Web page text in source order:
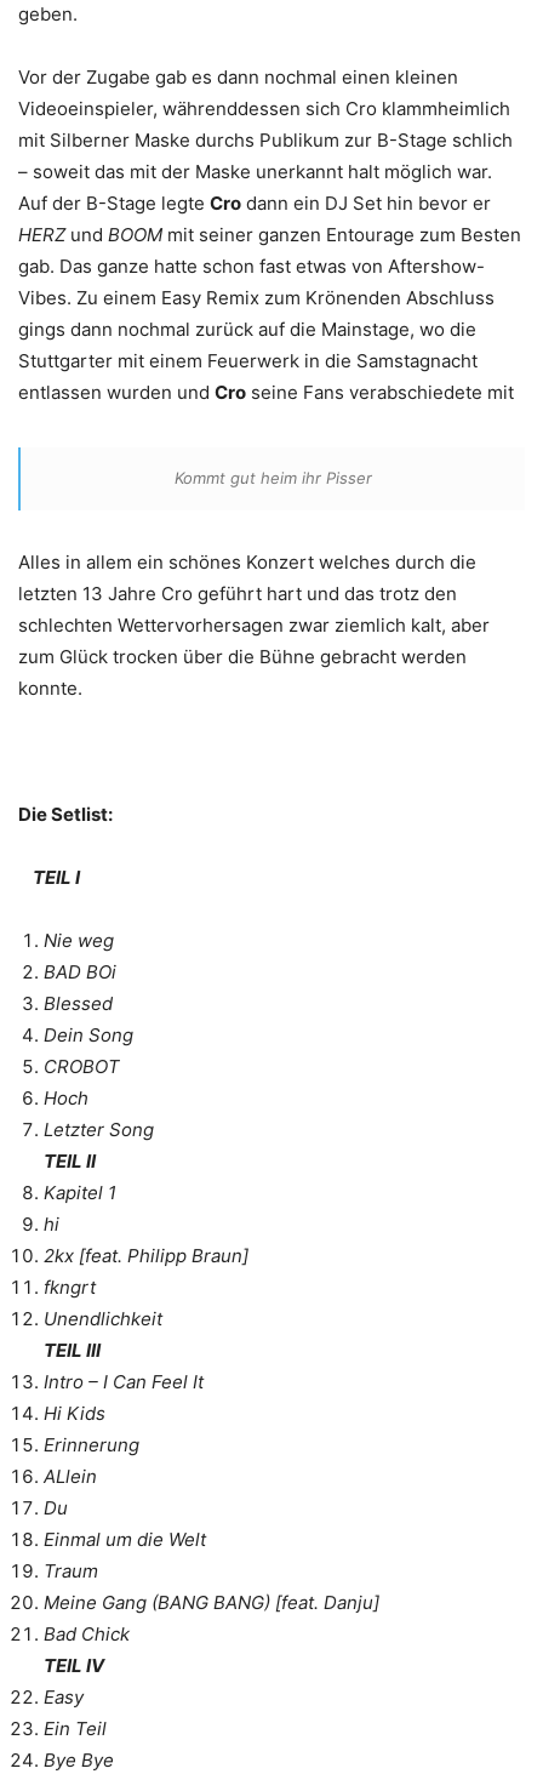
geben.
Vor der Zugabe gab es dann nochmal einen kleinen
Videoeinspieler, währenddessen sich Cro klammheimlich
mit Silberner Maske durchs Publikum zur B-Stage schlich
– soweit das mit der Maske unerkannt halt möglich war.
Auf der B-Stage legte Cro dann ein DJ Set hin bevor er
HERZund BOOM mit seiner ganzen Entourage zum Besten
gab. Das ganze hatte schon fast etwas von Aftershow-
Vibes. Zu einem Easy Remix zum Krönenden Abschluss
gings dann nochmal zurück auf die Mainstage, wo die
Stuttgarter mit einem Feuerwerk in die Samstagnacht
entlassen wurden und Cro seine Fans verabschiedete mit
Kommt gut heim ihr Pisser
Alles in allem ein schönes Konzert welches durch die
letzten 13 Jahre Cro geführt hart und das trotz den
schlechten Wettervorhersagen zwar ziemlich kalt, aber
zum Glück trocken über die Bühne gebracht werden
konnte.
Die Setlist:
TEIL I
Nie weg
BAD BOi
Blessed
Dein Song
CROBOT
Hoch
Letzter Song
TEIL II
Kapitel 1
hi
2kx [feat. Philipp Braun]
fkngrt
Unendlichkeit
TEIL III
Intro – I Can Feel It
Hi Kids
Erinnerung
ALlein
Du
Einmal um die Welt
Traum
Meine Gang (BANG BANG) [feat. Danju]
Bad Chick
TEIL IV
Easy
Ein Teil
Bye Bye